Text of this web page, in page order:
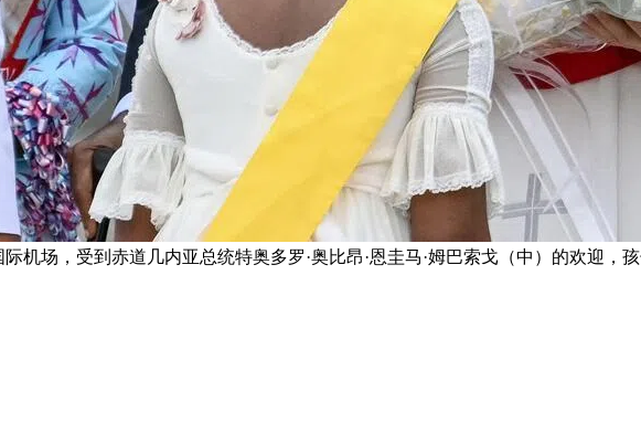
机场，受到赤道几内亚总统特奥多罗·奥比昂·恩圭马·姆巴索戈（中）的欢迎